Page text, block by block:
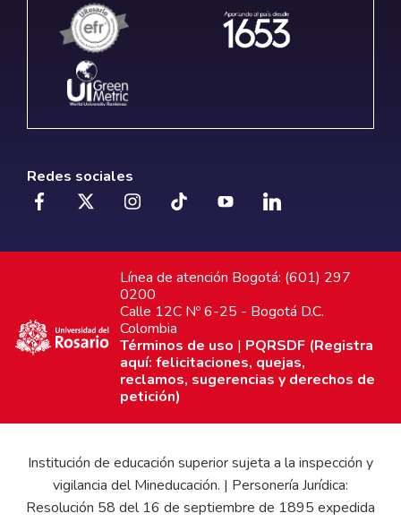
Redes sociales
Línea de atención Bogotá: (601) 297
0200
Calle 12C Nº 6-25 - Bogotá D.C.
Colombia
Términos de uso | PQRSDF (Registra
aquí: felicitaciones, quejas,
reclamos, sugerencias y derechos de
petición)
Institución de educación superior sujeta a la inspección y
vigilancia del Mineducación. | Personería Jurídica:
Resolución 58 del 16 de septiembre de 1895 expedida